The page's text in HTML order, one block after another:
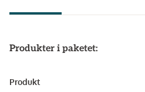
Produkter i paketet:
Produkt